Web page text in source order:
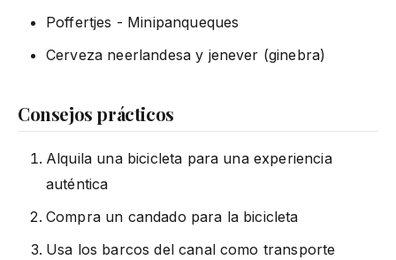
Poffertjes - Minipanqueques
Cerveza neerlandesa y jenever (ginebra)
Consejos prácticos
Alquila una bicicleta para una experiencia
auténtica
Compra un candado para la bicicleta
Usa los barcos del canal como transporte